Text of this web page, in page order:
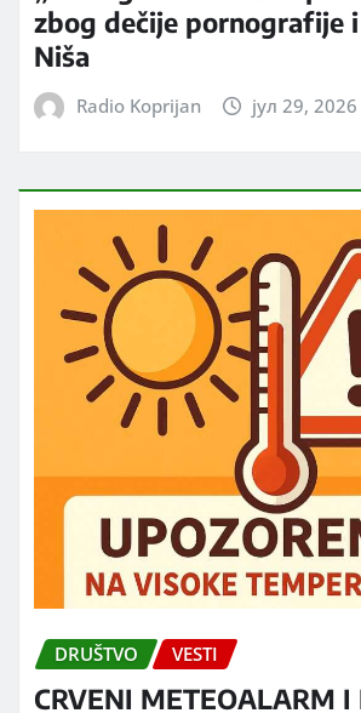
zbog dečije pornografije
Niša
Radio Koprijan јул 29, 2026
DRUŠTVO VESTI
CRVENI METEOALARM